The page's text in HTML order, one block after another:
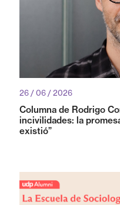
26 / 06 / 2026
Columna de Rodrigo
incivilidades: la
existió”